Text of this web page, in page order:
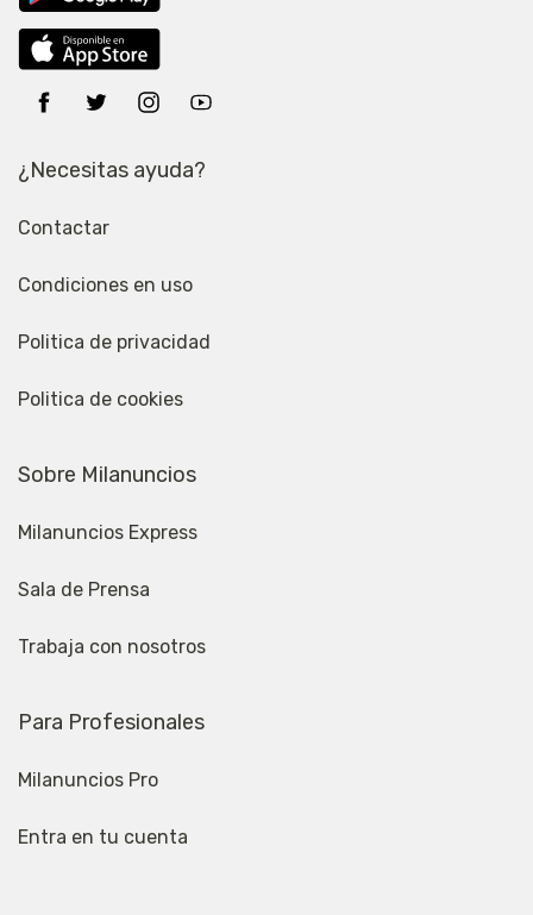
¿Necesitas ayuda?
Contactar
Condiciones en uso
Politica de privacidad
Politica de cookies
Sobre Milanuncios
Milanuncios Express
Sala de Prensa
Trabaja con nosotros
Para Profesionales
Milanuncios Pro
Entra en tu cuenta